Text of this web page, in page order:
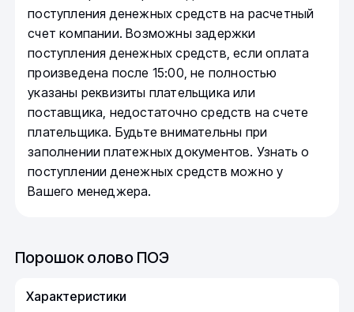
поступления денежных средств на расчетный
счет компании. Возможны задержки
поступления денежных средств, если оплата
произведена после 15:00, не полностью
указаны реквизиты плательщика или
поставщика, недостаточно средств на счете
плательщика. Будьте внимательны при
заполнении платежных документов. Узнать о
поступлении денежных средств можно у
Вашего менеджера.
Порошок олово ПОЭ
Характеристики